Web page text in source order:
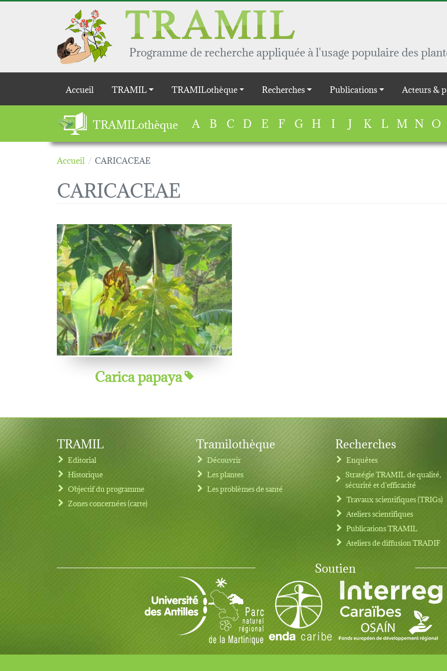
Aller au contenu principal
Programme de recherche appliquée à l'usage populaire des
Main navigation
Accueil TRAMIL TRAMILothèque Recherches Publications Acteurs &
TRAMILothèque A B C D E F G H I J K L M N O
Accueil CARICACEAE
CARICACEAE
Carica papaya
Footer menu
TRAMIL
Editorial
Historique
Objectif du programme
Zones concernées (carte)
Tramilothèque
Découvrir
Les plantes
Les problèmes de santé
Recherches
Enquêtes
Stratégie TRAMIL de qualité,
sécurité et d'efficacité
Travaux scientifiques (TRIGs)
Ateliers scientifiques
Publications TRAMIL
Ateliers de diffusion TRADIF
Soutien